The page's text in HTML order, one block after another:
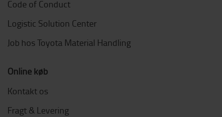
Code of Conduct
Logistic Solution Center
Job hos Toyota Material Handling
Online køb
Kontakt os
Fragt & Levering